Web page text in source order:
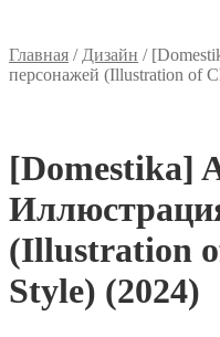
Главная / Дизайн /
персонажей (Illustration of
[Domestika]
(Illustration
Style) (2024)